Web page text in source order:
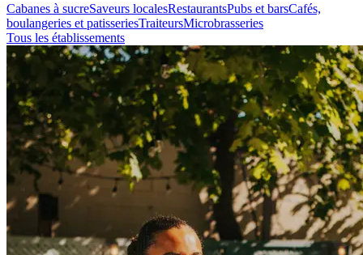
Cabanes à sucreSaveurs localesRestaurantsPubs et barsCafés,
boulangeries et patisseriesTraiteursMicrobrasseries
Tous les établissements